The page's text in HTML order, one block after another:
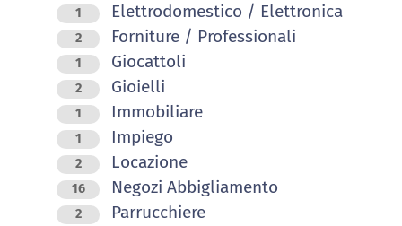
1 Elettrodomestico / Elettronica
2 Forniture / Professionali
1 Giocattoli
2 Gioielli
1 Immobiliare
1 Impiego
2 Locazione
16 Negozi Abbigliamento
2 Parrucchiere